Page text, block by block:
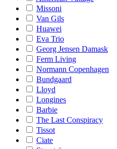
Missoni
Van Gils
Huawei
Eva Trio
Georg Jensen Damask
Ferm Living
Normann Copenhagen
Bundgaard
Lloyd
Longines
Barbie
The Last Conspiracy
Tissot
Ciate